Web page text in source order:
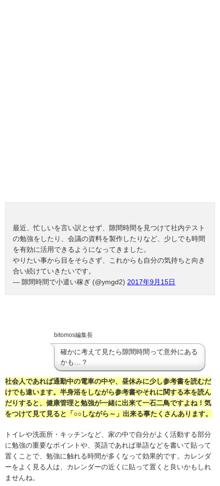
最近、忙しいを言い訳とせず、隙間時間を見つけて社内テスト
の勉強をしたり、会議の資料を製作したりなど、少しでも時間
を有効に活用できるようになってきました。
やりたい事から目をそらさず、これからも自分の気持ちと向き
合い続けていきたいです。
— 隙間時間で小遣い稼ぎ (@ymgd2) 2017年9月15日
bitomos編集長
確かに考えて見たら隙間時間って意外にある
かも…？
社会人であれば通勤中の電車の中や、昼休みに少し参考書を読むだ
けでも違います。半身浴をしながら参考書やそれに関する本を読ん
だりすると、健康管理と勉強が一緒に出来て一石二鳥ですよね！気
をつけて見て見ると「○○しながら～」出来る事たくさんあります。
トイレや洗面所・キッチンなど、家の中で自分がよく活動する部分
に勉強の重要なポイントや、英語であれば単語などを書いて貼って
置くことで、勉強に触れる時間が多くなって効果的です。カレンダ
ーをよく見る人は、カレンダーの近くに貼って置くと良いかもしれ
ませんね。